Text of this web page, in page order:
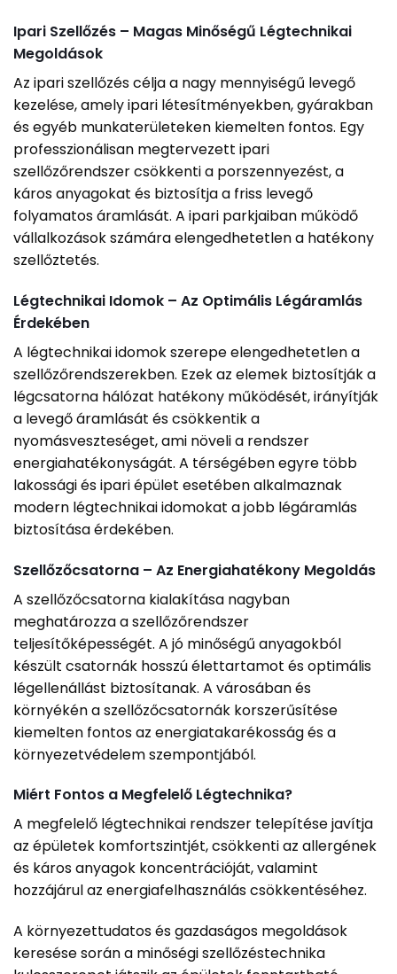
Ipari Szellőzés – Magas Minőségű Légtechnikai
Megoldások
Az ipari szellőzés célja a nagy mennyiségű levegő
kezelése, amely ipari létesítményekben, gyárakban
és egyéb munkaterületeken kiemelten fontos. Egy
professzionálisan megtervezett ipari
szellőzőrendszer csökkenti a porszennyezést, a
káros anyagokat és biztosítja a friss levegő
folyamatos áramlását. A ipari parkjaiban működő
vállalkozások számára elengedhetetlen a hatékony
szellőztetés.
Légtechnikai Idomok – Az Optimális Légáramlás
Érdekében
A légtechnikai idomok szerepe elengedhetetlen a
szellőzőrendszerekben. Ezek az elemek biztosítják a
légcsatorna hálózat hatékony működését, irányítják
a levegő áramlását és csökkentik a
nyomásveszteséget, ami növeli a rendszer
energiahatékonyságát. A térségében egyre több
lakossági és ipari épület esetében alkalmaznak
modern légtechnikai idomokat a jobb légáramlás
biztosítása érdekében.
Szellőzőcsatorna – Az Energiahatékony Megoldás
A szellőzőcsatorna kialakítása nagyban
meghatározza a szellőzőrendszer
teljesítőképességét. A jó minőségű anyagokból
készült csatornák hosszú élettartamot és optimális
légellenállást biztosítanak. A városában és
környékén a szellőzőcsatornák korszerűsítése
kiemelten fontos az energiatakarékosság és a
környezetvédelem szempontjából.
Miért Fontos a Megfelelő Légtechnika?
A megfelelő légtechnikai rendszer telepítése javítja
az épületek komfortszintjét, csökkenti az allergének
és káros anyagok koncentrációját, valamint
hozzájárul az energiafelhasználás csökkentéséhez.
A környezettudatos és gazdaságos megoldások
keresése során a minőségi szellőzéstechnika